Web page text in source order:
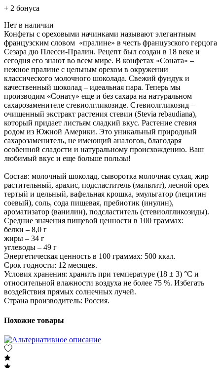
+ 2 бонуса
Нет в наличии
Конфеты с ореховыми начинками называют элегантным
французским словом «пралине» в честь французского герцога
Сезара дю Плесси-Пралин. Рецепт был создан в 18 веке и
сегодня его знают во всем мире. В конфетах «Соната» –
нежное пралине с цельным орехом в окружении
классического молочного шоколада. Свежий фундук и
качественный шоколад – идеальная пара. Теперь мы
производим «Сонату» еще и без сахара на натуральном
сахарозаменителе стевиолгликозиде. Стевиолгликозид –
очищенный экстракт растения стевии (Stevia rebaudiana),
который придает листьям сладкий вкус. Растение стевия
родом из Южной Америки. Это уникальный природный
сахарозаменитель, не имеющий аналогов, благодаря
особенной сладости и натуральному происхождению. Ваш
любимый вкус и еще больше пользы!
Состав: молочный шоколад, сыворотка молочная сухая, жир
растительный, арахис, подсластитель (мальтит), лесной орех
тертый и цельный, вафельная крошка, эмульгатор (лецитин
соевый), соль, сода пищевая, пребиотик (инулин),
ароматизатор (ванилин), подсластитель (стевиолгликозиды).
Средние значения пищевой ценности в 100 граммах:
белки – 8,0 г
жиры – 34 г
углеводы – 49 г
Энергетическая ценность в 100 граммах: 500 ккал.
Срок годности: 12 месяцев.
Условия хранения: хранить при температуре (18 ± 3) °C и
относительной влажности воздуха не более 75 %. Избегать
воздействия прямых солнечных лучей.
Страна производитель: Россия.
Похожие товары